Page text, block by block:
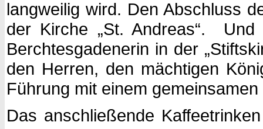
langweilig wird. Den Abschluss
der Kirche „St. Andreas“.
Berchtesgadenerin in der
den Herren, den mächtigen
Führung mit einem gemeinsamen
Das anschließende